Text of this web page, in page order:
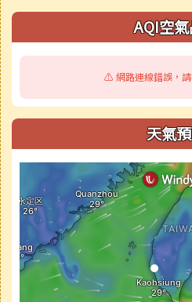
AQI空
⚠️ 網路連線錯誤，
天氣